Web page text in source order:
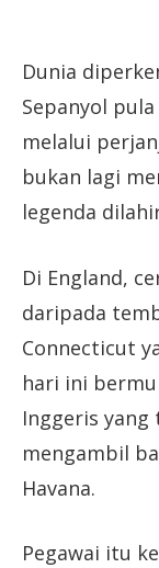
Dunia
Sepanyol
melalui
bukan lagi
legenda
Di England,
daripada
Connecticut
hari ini
Inggeris
mengambil
Havana.
Pegawai itu